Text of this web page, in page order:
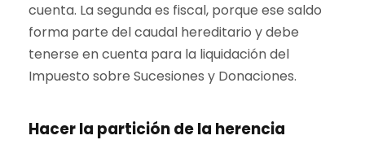
cuenta. La segunda es fiscal, porque ese saldo
forma parte del caudal hereditario y debe
tenerse en cuenta para la liquidación del
Impuesto sobre Sucesiones y Donaciones.
Hacer la partición de la herencia